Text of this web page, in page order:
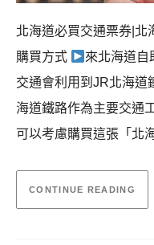
北海道必買交通票券|北
購買方式
來北海道自
交通會利用到JR北海道
海道鐵路作為主要交通
可以考慮購買這張「北
CONTINUE READING